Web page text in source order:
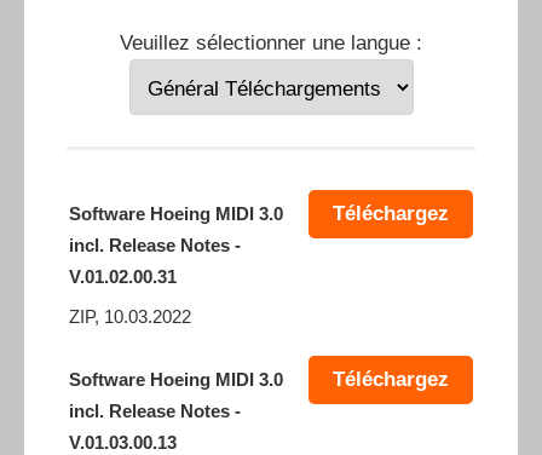
Veuillez sélectionner une langue :
Software Hoeing MIDI 3.0
incl. Release Notes -
V.01.02.00.31
ZIP, 10.03.2022
Téléchargez
Software Hoeing MIDI 3.0
incl. Release Notes -
V.01.03.00.13
Téléchargez